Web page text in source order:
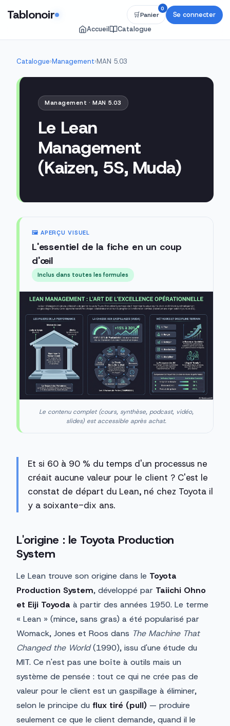
Tablonoir
Accueil Catalogue
🛒Panier
0
Se connecter
Catalogue›Management›MAN 5.03
Management · MAN 5.03
Le Lean
Management
(Kaizen, 5S, Muda)
🖼️ APERÇU VISUEL
L'essentiel de la fiche en un coup
d'œil
Inclus dans toutes les formules
Le contenu complet (cours, synthèse, podcast, vidéo,
slides) est accessible après achat.
Et si 60 à 90 % du temps d'un processus ne
créait aucune valeur pour le client ? C'est le
constat de départ du Lean, né chez Toyota il
y a soixante-dix ans.
L'origine : le Toyota Production
System
Le Lean trouve son origine dans le Toyota
Production System, développé par Taiichi Ohno
et Eiji Toyoda à partir des années 1950. Le terme
« Lean » (mince, sans gras) a été popularisé par
Womack, Jones et Roos dans The Machine That
Changed the World(1990), issu d'une étude du
MIT. Ce n'est pas une boîte à outils mais un
système de pensée : tout ce qui ne crée pas de
valeur pour le client est un gaspillage à éliminer,
selon le principe du flux tiré (pull) — produire
seulement ce que le client demande, quand il le